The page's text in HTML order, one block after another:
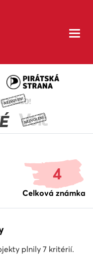
4
Celková známka
plnily 7 kritérií.